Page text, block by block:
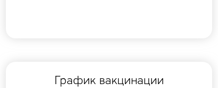
График вакцинации